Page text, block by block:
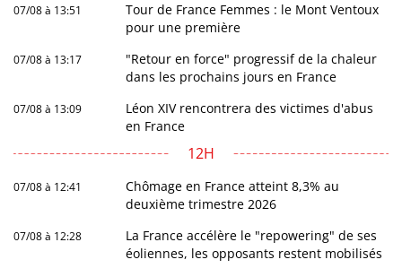
07/08 à 13:51
Tour de France Femmes : le Mont Ventoux
pour une première
07/08 à 13:17
"Retour en force" progressif de la chaleur
dans les prochains jours en France
07/08 à 13:09
Léon XIV rencontrera des victimes d'abus
en France
12H
07/08 à 12:41
Chômage en France atteint 8,3% au
deuxième trimestre 2026
07/08 à 12:28
La France accélère le "repowering" de ses
éoliennes, les opposants restent mobilisés